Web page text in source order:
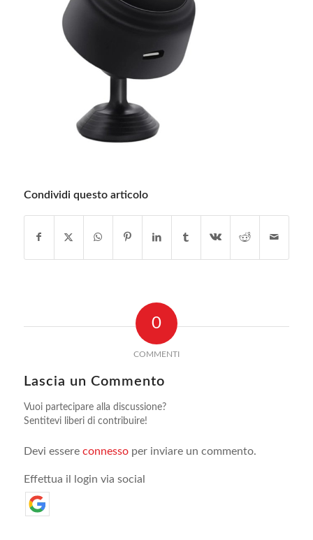
Condividi questo articolo
0
COMMENTI
Lascia un Commento
Vuoi partecipare alla discussione?
Sentitevi liberi di contribuire!
Devi essere connessoper inviare un commento.
Effettua il login via social